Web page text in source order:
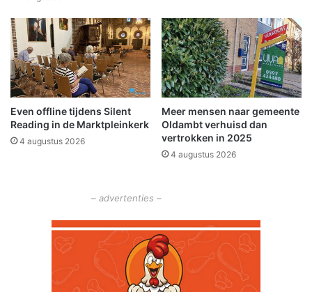
d
l
o
p
e
r
s
n
r
o
o
k
m
e
l
d
Even offline tijdens Silent
Reading in de Marktpleinkerk
4 augustus 2026
Meer mensen naar gemeente
Oldambt verhuisd dan
vertrokken in 2025
4 augustus 2026
– advertenties –